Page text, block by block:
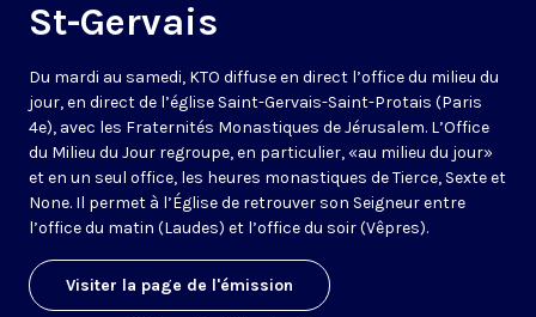
St-Gervais
Du mardi au samedi, KTO diffuse en direct l’office du milieu du
jour, en direct de l’église Saint-Gervais-Saint-Protais (Paris
4e), avec les Fraternités Monastiques de Jérusalem. L’Office
du Milieu du Jour regroupe, en particulier, «au milieu du jour»
et en un seul office, les heures monastiques de Tierce, Sexte et
None. Il permet à l’Église de retrouver son Seigneur entre
l’office du matin (Laudes) et l’office du soir (Vêpres).
Visiter la page de l'émission